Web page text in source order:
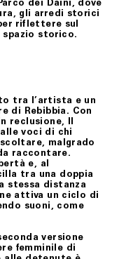
sito sono
di qualità; nel
danneggiato,
dovrà darne
Merz.
dovranno
dal Cliente.
di
verifiche, ne
se accertati il
fabbricazione,
del/i
aggiuntiva
del/i
il prodotto,
dei Daini, dove
gli arredi storici
riflettere sul
spazio storico.
tra l’artista e un
di Rebibbia. Con
reclusione, Il
voci di chi
malgrado
raccontare.
e, al
tra una doppia
stessa distanza
attiva un ciclo di
suoni, come
versione
femminile di